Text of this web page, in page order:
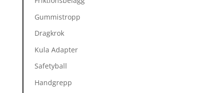
Gummistropp
Dragkrok
Kula Adapter
Safetyball
Handgrepp